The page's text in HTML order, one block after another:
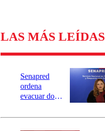
LAS MÁS LEÍDAS
Senapred
ordena
evacuar dos
Carahue por